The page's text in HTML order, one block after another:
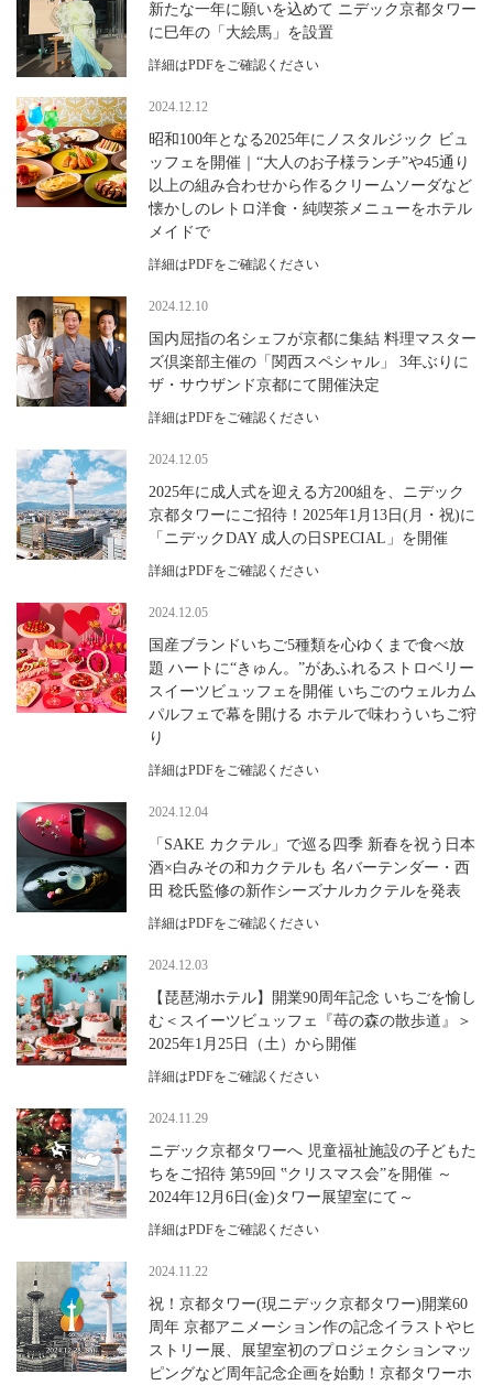
新たな一年に願いを込めて ニデック京都タワー
に巳年の「大絵馬」を設置
詳細はPDFをご確認ください
2024.12.12
昭和100年となる2025年にノスタルジック ビュ
ッフェを開催｜“大人のお子様ランチ”や45通り
以上の組み合わせから作るクリームソーダなど
懐かしのレトロ洋食・純喫茶メニューをホテル
メイドで
詳細はPDFをご確認ください
2024.12.10
国内屈指の名シェフが京都に集結 料理マスター
ズ倶楽部主催の「関西スペシャル」 3年ぶりに
ザ・サウザンド京都にて開催決定
詳細はPDFをご確認ください
2024.12.05
2025年に成人式を迎える方200組を、ニデック
京都タワーにご招待！2025年1月13日(月・祝)に
「ニデックDAY 成人の日SPECIAL」を開催
詳細はPDFをご確認ください
2024.12.05
国産ブランドいちご5種類を心ゆくまで食べ放
題 ハートに“きゅん。”があふれるストロベリー
スイーツビュッフェを開催 いちごのウェルカム
パルフェで幕を開ける ホテルで味わういちご狩
り
詳細はPDFをご確認ください
2024.12.04
「SAKE カクテル」で巡る四季 新春を祝う日本
酒×白みその和カクテルも 名バーテンダー・西
田 稔氏監修の新作シーズナルカクテルを発表
詳細はPDFをご確認ください
2024.12.03
【琵琶湖ホテル】開業90周年記念 いちごを愉し
む＜スイーツビュッフェ『苺の森の散歩道』＞
2025年1月25日（土）から開催
詳細はPDFをご確認ください
2024.11.29
ニデック京都タワーへ 児童福祉施設の子どもた
ちをご招待 第59回 ‟クリスマス会”を開催 ～
2024年12月6日(金)タワー展望室にて～
詳細はPDFをご確認ください
2024.11.22
祝！京都タワー(現ニデック京都タワー)開業60
周年 京都アニメーション作の記念イラストやヒ
ストリー展、展望室初のプロジェクションマッ
ピングなど周年記念企画を始動！京都タワーホ